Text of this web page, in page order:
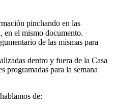
pinchando en las
en el mismo documento.
de las mismas para
dentro y fuera de la Casa
programadas para la semana
de: